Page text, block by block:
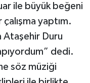
ile büyük beğeni
çalışma yaptım.
Ataşehir Duru
dedi.
söz müziği